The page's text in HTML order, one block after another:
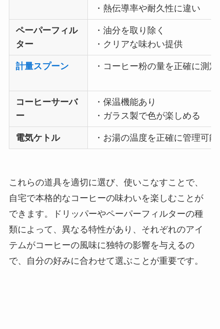
・熱伝導率や耐久性に違い
ペーパーフィル
ター
・油分を取り除く
・クリアな味わい提供
計量スプーン ・コーヒー粉の量を正確に測定
コーヒーサーバ
ー
・保温機能あり
・ガラス製で色が楽しめる
電気ケトル ・お湯の温度を正確に管理可能
これらの道具を適切に選び、使いこなすことで、
自宅で本格的なコーヒーの味わいを楽しむことが
できます。ドリッパーやペーパーフィルターの種
類によって、異なる特性があり、それぞれのアイ
テムがコーヒーの風味に独特の影響を与えるの
で、自分の好みに合わせて選ぶことが重要です。